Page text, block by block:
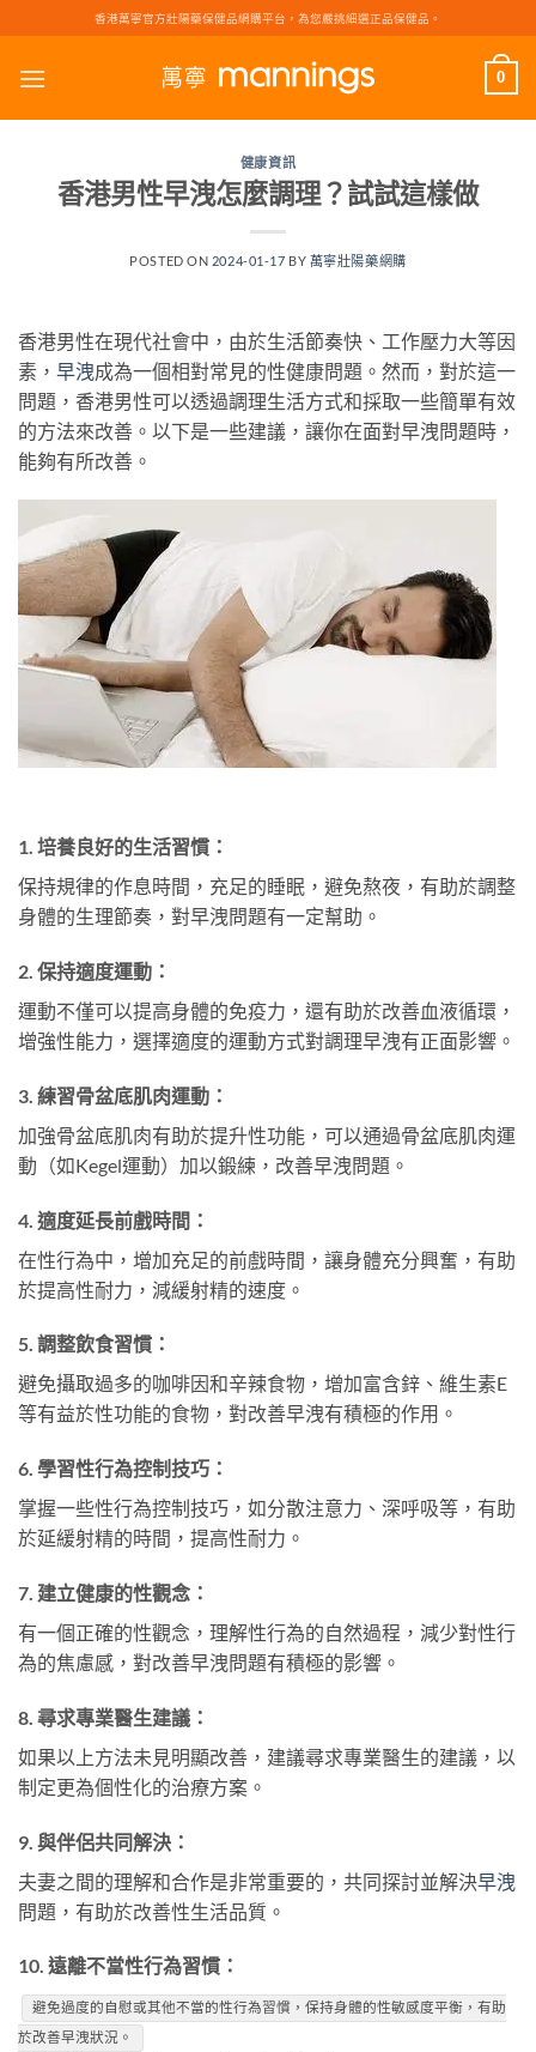
to
content
香港萬寧官方壯陽藥保健品網購平台，為您嚴挑細選正品保健品。
0
健康資訊
香港男性早洩怎麼調理？試試這樣做
POSTED ON 2024-01-17 BY 萬寧壯陽藥網購
香港男性在現代社會中，由於生活節奏快、工作壓力大等因
素， 早洩成為一個相對常見的性健康問題。然而，對於這一
問題，香港男性可以透過調理生活方式和採取一些簡單有效
的方法來改善。以下是一些建議，讓你在面對早洩問題時，
能夠有所改善。
1. 培養良好的生活習慣：
保持規律的作息時間，充足的睡眠，避免熬夜，有助於調整
身體的生理節奏，對早洩問題有一定幫助。
2. 保持適度運動：
運動不僅可以提高身體的免疫力，還有助於改善血液循環，
增強性能力，選擇適度的運動方式對調理早洩有正面影響。
3. 練習骨盆底肌肉運動：
加強骨盆底肌肉有助於提升性功能，可以通過骨盆底肌肉運
動（如Kegel運動）加以鍛練，改善早洩問題。
4. 適度延長前戲時間：
在性行為中，增加充足的前戲時間，讓身體充分興奮，有助
於提高性耐力，減緩射精的速度。
5. 調整飲食習慣：
避免攝取過多的咖啡因和辛辣食物，增加富含鋅、維生素E
等有益於性功能的食物，對改善早洩有積極的作用。
6. 學習性行為控制技巧：
掌握一些性行為控制技巧，如分散注意力、深呼吸等，有助
於延緩射精的時間，提高性耐力。
7. 建立健康的性觀念：
有一個正確的性觀念，理解性行為的自然過程，減少對性行
為的焦慮感，對改善早洩問題有積極的影響。
8. 尋求專業醫生建議：
如果以上方法未見明顯改善，建議尋求專業醫生的建議，以
制定更為個性化的治療方案。
9. 與伴侶共同解決：
夫妻之間的理解和合作是非常重要的，共同探討並解決早洩
問題，有助於改善性生活品質。
10. 遠離不當性行為習慣：
避免過度的自慰或其他不當的性行為習慣，保持身體的性敏感度平衡，有助
於改善早洩狀況。